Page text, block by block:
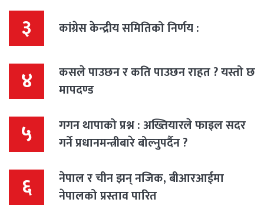
३ कांग्रेस केन्द्रीय समितिको निर्णय :
४
कसले पाउछन र कति पाउछन राहत ? यस्तो छ
मापदण्ड
५
गगन थापाको प्रश्न : अख्तियारले फाइल सदर
गर्ने प्रधानमन्त्रीबारे बोल्नुपर्दैन ?
६
नेपाल र चीन झन् नजिक, बीआरआईमा
नेपालको प्रस्ताव पारित